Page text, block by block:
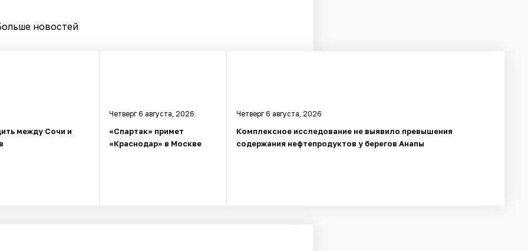
новостей
между Сочи и
Четверг 6 августа, 2026
«Спартак» примет
«Краснодар» в Москве
Четверг 6 августа, 2026
Комплексное исследование не выявило превышения
содержания нефтепродуктов у берегов Анапы